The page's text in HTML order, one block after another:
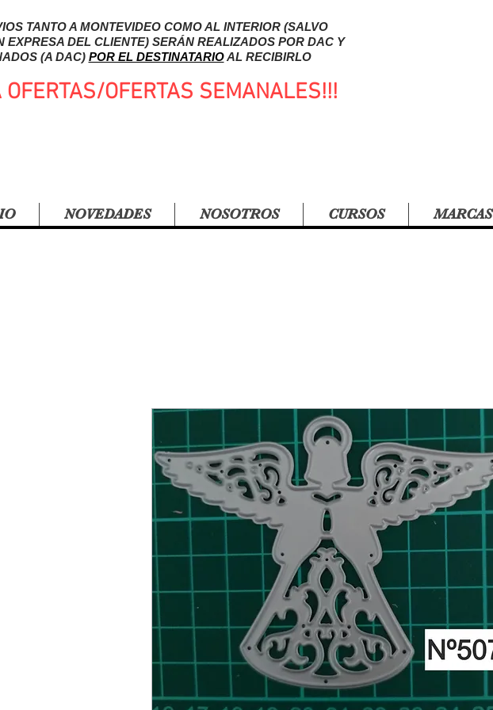
TANTO A MONTEVIDEO COMO AL INTERIOR (SALVO
EXPRESA DEL CLIENTE) SERÁN REALIZADOS POR DAC Y
(A DAC) POR EL DESTINATARIOAL RECIBIRLO
OFERTAS/OFERTAS SEMANALES!!!
NOVEDADES NOSOTROS CURSOS MARCAS